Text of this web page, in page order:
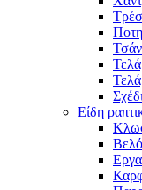
Είδη